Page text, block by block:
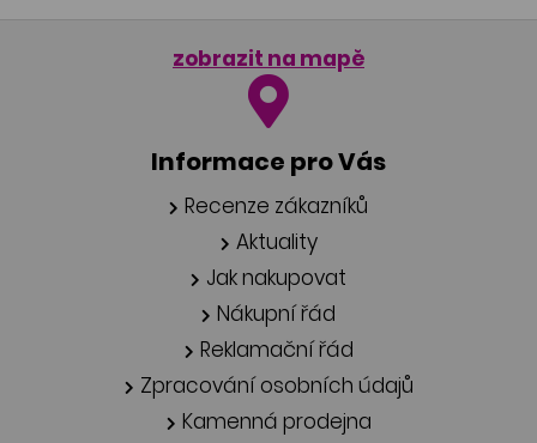
zobrazit na mapě
Informace pro Vás
Recenze zákazníků
Aktuality
Jak nakupovat
Nákupní řád
Reklamační řád
Zpracování osobních údajů
Kamenná prodejna